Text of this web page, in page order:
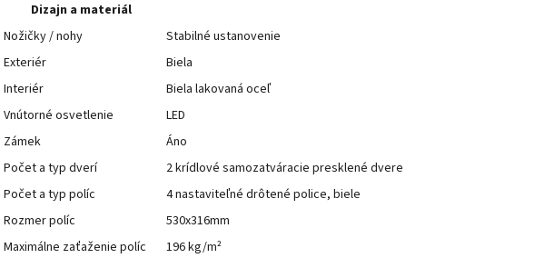
Dizajn a materiál
Nožičky / nohy
Stabilné ustanovenie
Exteriér
Biela
Interiér
Biela lakovaná oceľ
Vnútorné osvetlenie
LED
Zámek
Áno
Počet a typ dverí
2 krídlové samozatváracie presklené dvere
Počet a typ políc
4 nastaviteľné drôtené police, biele
Rozmer políc
530x316mm
Maximálne zaťaženie políc
196 kg/m²